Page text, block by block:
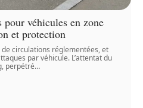
pour véhicules en zone
et protection
circulations réglementées, et
par véhicule. L’attentat du
perpétré…